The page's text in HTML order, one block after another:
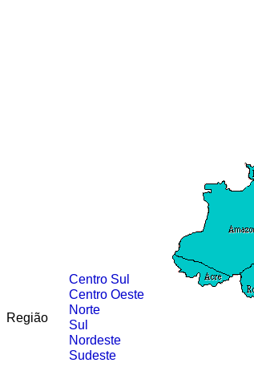
Região
Centro Sul
Centro Oeste
Norte
Sul
Nordeste
Sudeste